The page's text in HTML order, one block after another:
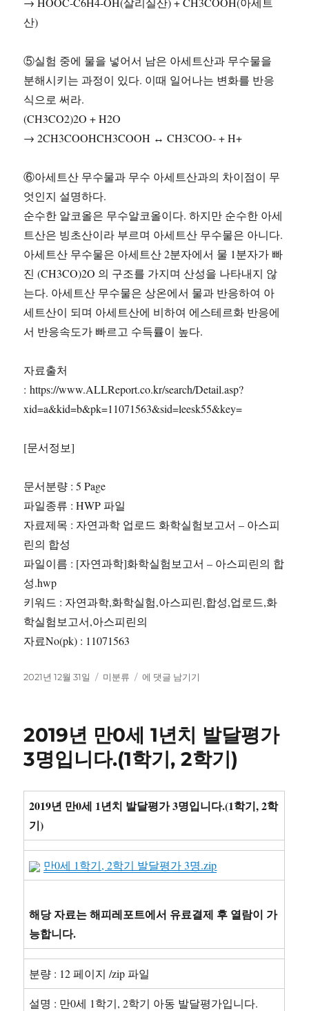
산)
⑤실험 중에 물을 넣어서 남은 아세트산과 무수물을
분해시키는 과정이 있다. 이때 일어나는 변화를 반응
식으로 써라.
(CH3CO2)2O + H2O
→ 2CH3COOHCH3COOH ↔ CH3COO- + H+
⑥아세트산 무수물과 무수 아세트산과의 차이점이 무
엇인지 설명하다.
순수한 알코올은 무수알코올이다. 하지만 순수한 아세
트산은 빙초산이라 부르며 아세트산 무수물은 아니다.
아세트산 무수물은 아세트산 2분자에서 물 1분자가 빠
진 (CH3CO)2O 의 구조를 가지며 산성을 나타내지 않
는다. 아세트산 무수물은 상온에서 물과 반응하여 아
세트산이 되며 아세트산에 비하여 에스테르화 반응에
서 반응속도가 빠르고 수득률이 높다.
자료출처
: https://www.ALLReport.co.kr/search/Detail.asp?
xid=a&kid=b&pk=11071563&sid=leesk55&key=
[문서정보]
문서분량 : 5 Page
파일종류 : HWP 파일
자료제목 : 자연과학 업로드 화학실험보고서 – 아스피
린의 합성
파일이름 : [자연과학]화학실험보고서 – 아스피린의 합
성.hwp
키워드 : 자연과학,화학실험,아스피린,합성,업로드,화
학실험보고서,아스피린의
자료No(pk) : 11071563
작
2021년 12월 31일
카
미분류
자
업
로
드
학
실
고
서
–
스
피
의
성
에 댓글 남기기
2019년 만0세 1년치 발달평가
3명입니다.(1학기, 2학기)
2019년 만0세 1년치 발달평가 3명입니다.(1학기, 2학
기)
만0세 1학기, 2학기 발달평가 3명.zip
해당 자료는 해피레포트에서 유료결제 후 열람이 가
능합니다.
분량 : 12 페이지 /zip 파일
설명 : 만0세 1학기, 2학기 아동 발달평가입니다.